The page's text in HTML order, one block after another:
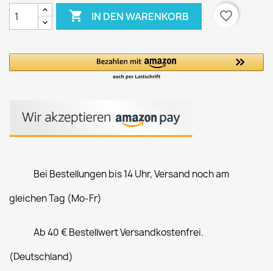
 IN DEN WARENKORB favorite_border
Bei Bestellungen bis 14 Uhr, Versand noch am
gleichen Tag (Mo-Fr)
Ab 40 € Bestellwert Versandkostenfrei.
(Deutschland)